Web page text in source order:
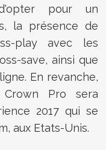
pour un
la présence de
play avec les
save, ainsi que
En revanche,
Crown Pro sera
2017 qui se
aux Etats-Unis.